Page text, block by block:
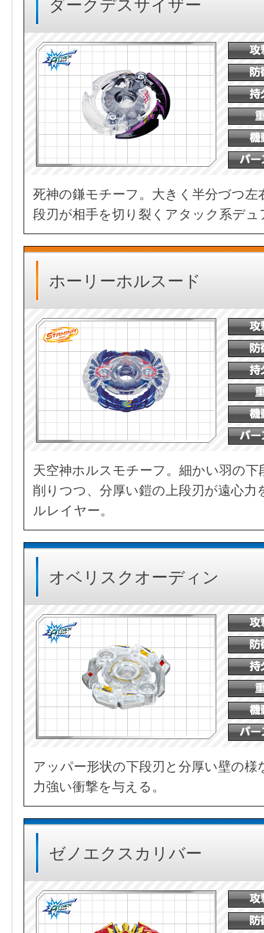
ダークデスサイザー
死神の鎌モチーフ。大きく半分づつ
段刃が相手を切り裂くアタック系デ
ホーリーホルスード
天空神ホルスモチーフ。細かい羽の
削りつつ、分厚い鎧の上段刃が遠心
ルレイヤー。
オベリスクオーディン
アッパー形状の下段刃と分厚い壁の
力強い衝撃を与える。
ゼノエクスカリバー